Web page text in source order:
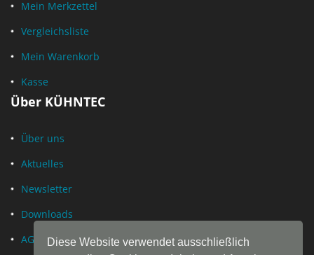
Diese Website verwendet ausschließlich
Mein Merkzettel
Vergleichsliste
Mein Warenkorb
Kasse
Über KÜHNTEC
Über uns
Aktuelles
Newsletter
Downloads
AGB